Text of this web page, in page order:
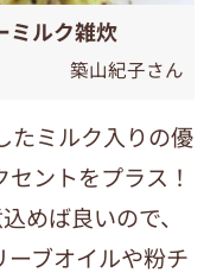
ミルク雑炊
築山紀子さん
たミルク入りの優
ントをプラス！
めば良いので、
ーブオイルや粉チ